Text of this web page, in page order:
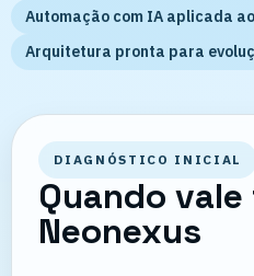
Automação com IA aplicada
Arquitetura pronta para
DIAGNÓSTICO INICIAL
Quando
Neonexus